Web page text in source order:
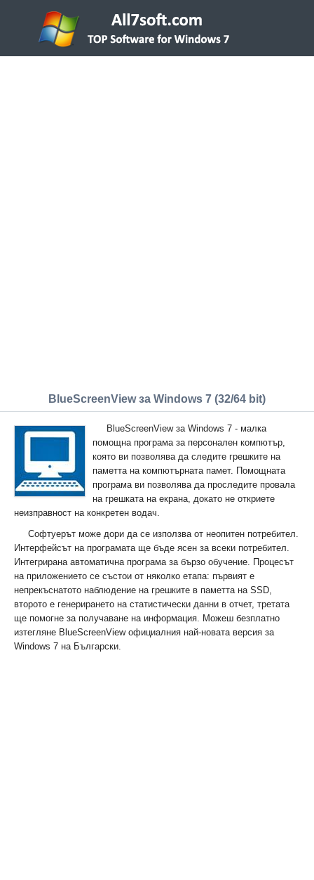
BlueScreenView за Windows 7 (32/64 bit)
BlueScreenView за Windows 7 - малка
помощна програма за персонален компютър,
която ви позволява да следите грешките на
паметта на компютърната памет. Помощната
програма ви позволява да проследите провала
на грешката на екрана, докато не откриете
неизправност на конкретен водач.
Софтуерът може дори да се използва от неопитен потребител.
Интерфейсът на програмата ще бъде ясен за всеки потребител.
Интегрирана автоматична програма за бързо обучение. Процесът
на приложението се състои от няколко етапа: първият е
непрекъснатото наблюдение на грешките в паметта на SSD,
второто е генерирането на статистически данни в отчет, третата
ще помогне за получаване на информация. Можеш безплатно
изтегляне BlueScreenView официалния най-новата версия за
Windows 7 на Български.